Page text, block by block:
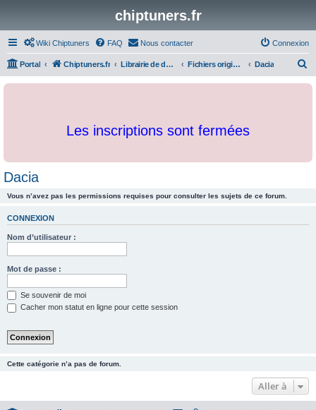
chiptuners.fr
Wiki Chiptuners FAQ Nous contacter Connexion
Portal Chiptuners.fr Librairie de documents et originaux Fichiers originaux Dacia
c
Les inscriptions sont fermées
Dacia
Vous n’avez pas les permissions requises pour consulter les sujets de ce forum.
CONNEXION
Nom d’utilisateur :
Mot de passe :
Se souvenir de moi
Cacher mon statut en ligne pour cette session
Cette catégorie n’a pas de forum.
Aller à